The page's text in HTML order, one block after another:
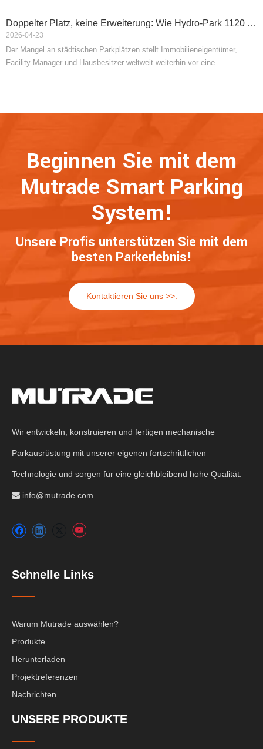
Doppelter Platz, keine Erweiterung: Wie Hydro-Park 1120 zwei Parkplätze auf der Grundfläche eines einzigen schafft
2026-04-23
Der Mangel an städtischen Parkplätzen stellt Immobilieneigentümer,
Facility Manager und Hausbesitzer weltweit weiterhin vor eine
Parklift mit zwei Säulen, der so konstruiert ist, dass er zwei Parkplätze
von 2.200 mm (7'3'') verwandelt dieses System Einzelparkplätze in
Anlagen mit doppelter Kapazität. Der Artikel beschreibt die technischen
Spezifikationen, Sicherheitsmerkmale, Installationsanforderungen und
idealen Anwendungen für Wohn-, Gewerbe- und Automobilumgebungen.
Beginnen Sie mit dem
Mutrade Smart Parking
System!
Unsere Profis unterstützen Sie mit dem
besten Parkerlebnis!
Kontaktieren Sie uns >>.
Wir entwickeln, konstruieren und fertigen mechanische
Parkausrüstung mit unserer eigenen fortschrittlichen
Technologie und sorgen für eine gleichbleibend hohe Qualität.
 info@mutrade.com
Schnelle Links
Warum Mutrade auswählen?
Produkte
Herunterladen
Projektreferenzen
Nachrichten
UNSERE PRODUKTE